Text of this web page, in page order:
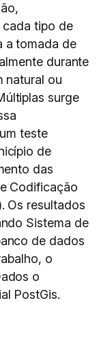
cada tipo de
a tomada de
durante
natural ou
surge
teste
de
das
Codificação
Os resultados
Sistema de
de dados
o
o
PostGis.